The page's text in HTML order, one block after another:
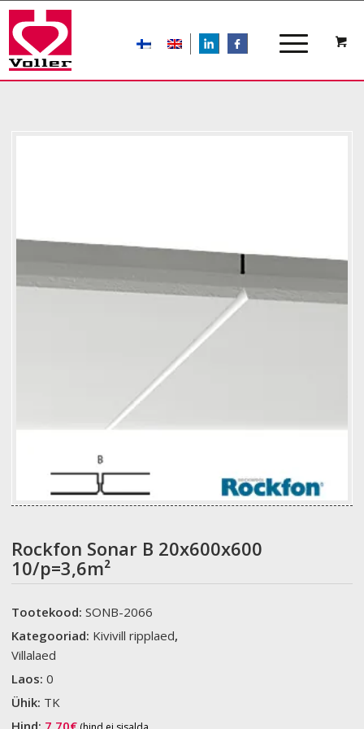
LIn
Rockfon Sonar B 20x600x600
10/p=3,6m²
Tootekood:SONB-2066
Kategooriad: Kivivill ripplaed,
Villalaed
Laos:0
Ühik: TK
Hind: 7,70€